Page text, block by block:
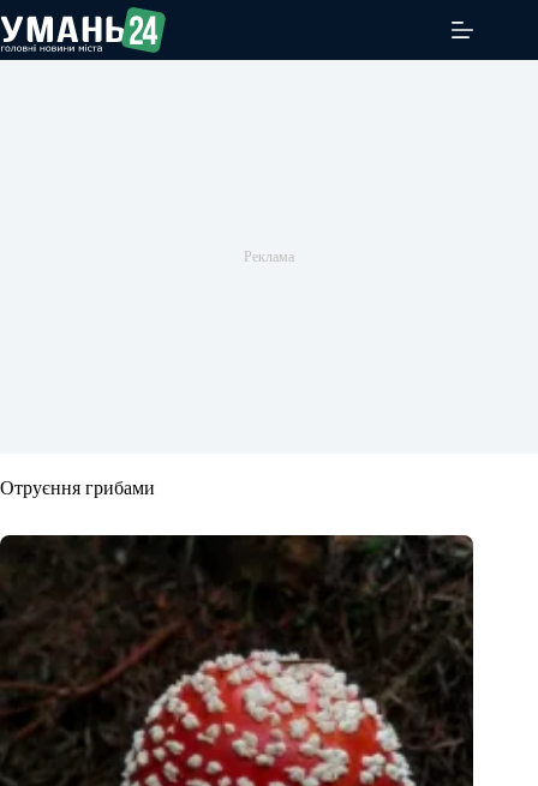
до
вмісту
Отруєння грибами